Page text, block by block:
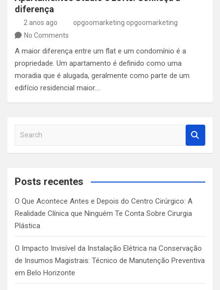
diferença
2 anos ago
opgoomarketing opgoomarketing
No Comments
A maior diferença entre um flat e um condomínio é a
propriedade. Um apartamento é definido como uma
moradia que é alugada, geralmente como parte de um
edifício residencial maior.…
a
c
Posts recentes
O Que Acontece Antes e Depois do Centro Cirúrgico: A
Realidade Clínica que Ninguém Te Conta Sobre Cirurgia
Plástica
O Impacto Invisível da Instalação Elétrica na Conservação
de Insumos Magistrais: Técnico de Manutenção Preventiva
em Belo Horizonte